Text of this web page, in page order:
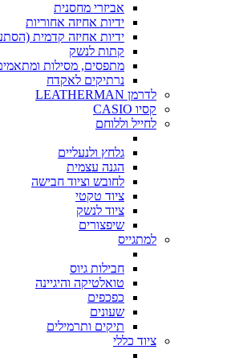
אביזרי מחסנית
ידיות אחיזה אחוריות
ידיות אחיזה קדמית
קתות לנשק
מתפסים, מסילות
נרתיקים לאקדח
לדרמן LEATHERMAN
קסיו CASIO
לחייל וללוחם
גלחץ ולנעליים
הגנה עצמית
לחובש וציוד חבישה
ציוד טקטי
ציוד לנשק
שיפצורים
למתגייס
חבילות גיוס
טואלטיקה והיגיינה
כפכפים
שעונים
תיקים ותרמילים
ציוד כללי